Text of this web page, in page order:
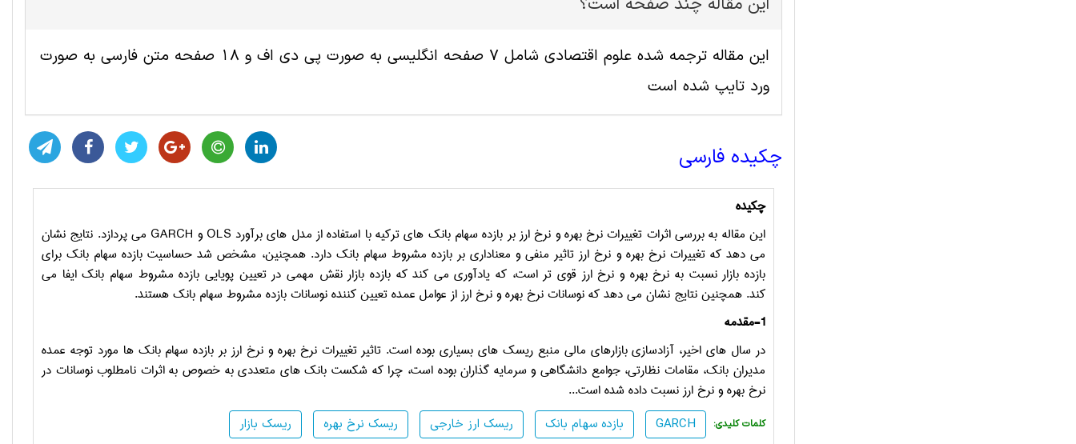
این مقاله ترجمه شده علوم اقتصادی شامل 7 صفحه انگلیسی به صورت پی دی اف و 18 صفحه متن فارسی به صورت
ورد تایپ شده است
چکیده فارسی
چکیده
این مقاله به بررسی اثرات تغییرات نرخ بهره و نرخ ارز بر بازده سهام بانک های ترکیه با استفاده از مدل های برآورد OLSو GARCH می پردازد. نتایج نشان
می دهد که تغییرات نرخ بهره و نرخ ارز تاثیر منفی و معناداری بر بازده مشروط سهام بانک دارد. همچنین، مشخص شد حساسیت بازده سهام بانک برای
بازده بازار نسبت به نرخ بهره و نرخ ارز قوی تر است، که یادآوری می کند که بازده بازار نقش مهمی در تعیین پویایی بازده مشروط سهام بانک ایفا می
کند. همچنین نتایج نشان می دهد که نوسانات نرخ بهره و نرخ ارز از عوامل عمده تعیین کننده نوسانات بازده مشروط سهام بانک هستند.
1-مقدمه
در سال های اخیر، آزادسازی بازارهای مالی منبع ریسک های بسیاری بوده است. تاثیر تغییرات نرخ بهره و نرخ ارز بر بازده سهام بانک ها مورد توجه عمده
مدیران بانک، مقامات نظارتی، جوامع دانشگاهی و سرمایه گذاران بوده است، چرا که شکست بانک های متعددی به خصوص به اثرات نامطلوب نوسانات در
نرخ بهره و نرخ ارز نسبت داده شده است...
ریسک بازار ریسک نرخ بهره ریسک ارز خارجی بازده سهام بانک GARCH :کلمات کلیدی